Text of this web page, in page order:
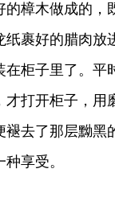
的樟木做成的，
纸裹好的腊肉放
在柜子里了。平
才打开柜子，用
褪去了那层黝黑
享受。